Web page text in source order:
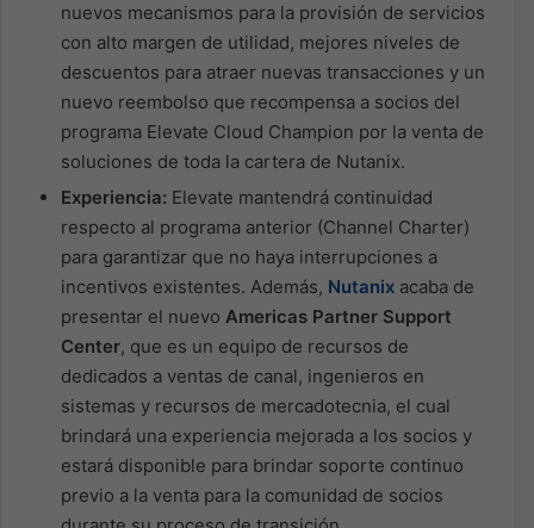
nuevos mecanismos para la provisión de servicios
con alto margen de utilidad, mejores niveles de
descuentos para atraer nuevas transacciones y un
nuevo reembolso que recompensa a socios del
programa Elevate Cloud Champion por la venta de
soluciones de toda la cartera de Nutanix.
Experiencia: Elevate mantendrá continuidad
respecto al programa anterior (Channel Charter)
para garantizar que no haya interrupciones a
incentivos existentes. Además, Nutanix acaba de
presentar el nuevo Americas Partner Support
Center, que es un equipo de recursos de
dedicados a ventas de canal, ingenieros en
sistemas y recursos de mercadotecnia, el cual
brindará una experiencia mejorada a los socios y
estará disponible para brindar soporte continuo
previo a la venta para la comunidad de socios